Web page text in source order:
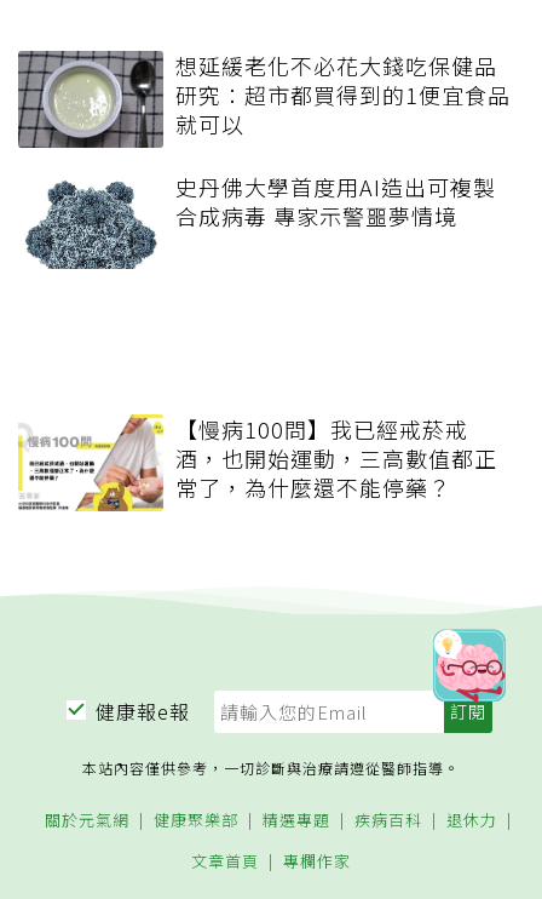
想延緩老化不必花大錢吃保健品
研究：超市都買得到的1便宜食品
就可以
史丹佛大學首度用AI造出可複製
合成病毒 專家示警噩夢情境
【慢病100問】我已經戒菸戒
酒，也開始運動，三高數值都正
常了，為什麼還不能停藥？
健康報e報
本站內容僅供參考，一切診斷與治療請遵從醫師指導。
關於元氣網 健康聚樂部 精選專題 疾病百科
退休力
文章首頁
專欄作家